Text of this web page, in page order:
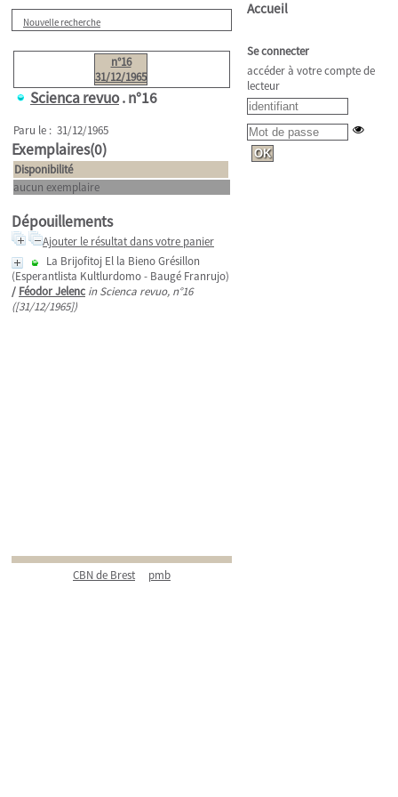
Nouvelle recherche
n°16
31/12/1965
Scienca revuo.n°16
Paru le : 31/12/1965
Exemplaires(0)
Disponibilité
aucun exemplaire
Dépouillements
Ajouter le résultat dans votre panier
La Brijofitoj El la Bieno Grésillon
(Esperantlista Kultlurdomo - Baugé Franrujo)
/ Féodor Jelenc in Scienca revuo, n°16
([31/12/1965])
CBN de Brest pmb
Accueil
Se connecter
accéder à votre compte de
lecteur